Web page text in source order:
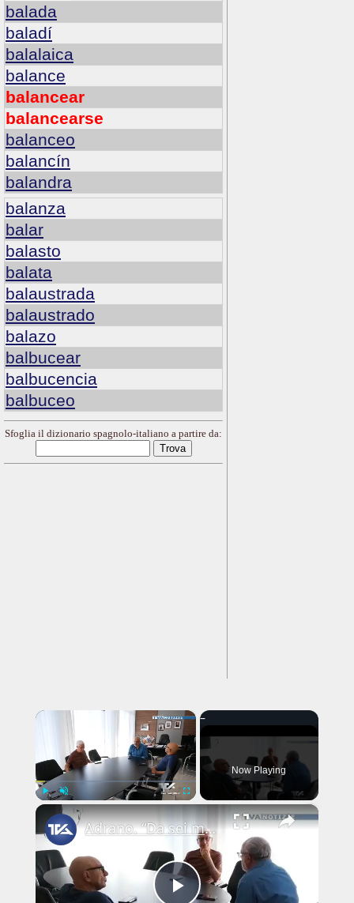
balada
baladí
balalaica
balance
balancear
balancearse
balanceo
balancín
balandra
balanza
balar
balasto
balata
balaustrada
balaustrado
balazo
balbucear
balbucencia
balbuceo
Sfoglia il dizionario spagnolo-italiano a partire da:
×
Unmute Fullscreen
Now Playing
×
Adrano. “Da sei mesi persecuzione sui social con calunnie e diffamazioni”. Esposto-querela del sinda